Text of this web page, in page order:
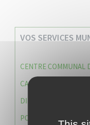
VOS SERVICES
CENTRE COMMUNAL
CAISSE DES ÉCOLES
DIRECTION DES
POLICE MUNICIPALE